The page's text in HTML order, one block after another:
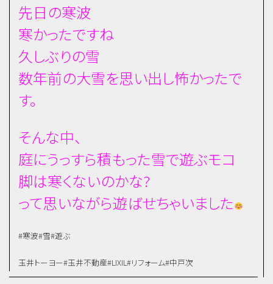
先日の寒波
寒かったですね
久しぶりの雪
数年前の大雪を思い出し怖かったで
す。
そんな中、
庭にうっすら積もった雪で遊ぶモコ
脚は寒くないのかな?
って思いながら遊ばせちゃいました
#寒波#雪#遊ぶ
玉井トーヨー#玉井不動産#LIXIL#リフォーム#中戸次